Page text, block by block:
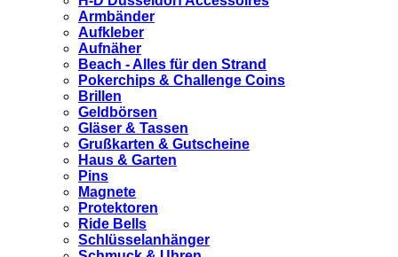
Armbänder
Aufkleber
Aufnäher
Beach - Alles für den Strand
Pokerchips & Challenge Coins
Brillen
Geldbörsen
Gläser & Tassen
Grußkarten & Gutscheine
Haus & Garten
Pins
Magnete
Protektoren
Ride Bells
Schlüsselanhänger